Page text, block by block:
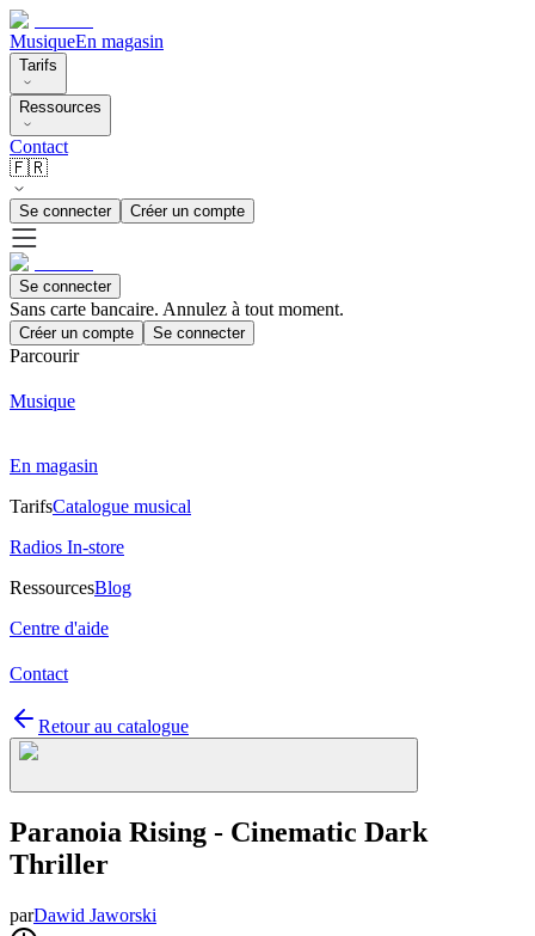
MusiqueEn magasin
Tarifs
Ressources
Contact
🇫🇷
Se connecter Créer un compte
Se connecter
Sans carte bancaire. Annulez à tout moment.
Créer un compte Se connecter
Parcourir
Musique
En magasin
TarifsCatalogue musical
Radios In-store
RessourcesBlog
Centre d'aide
Contact
Retour au catalogue
Paranoia Rising - Cinematic Dark
Thriller
parDawid Jaworski